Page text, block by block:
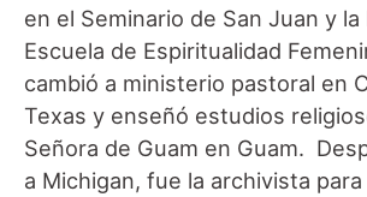
en el Seminario de San Juan y la
Escuela de Espiritualidad
cambió a ministerio pastoral en
Texas y enseñó estudios
Señora de Guam en Guam.
a Michigan, fue la archivista